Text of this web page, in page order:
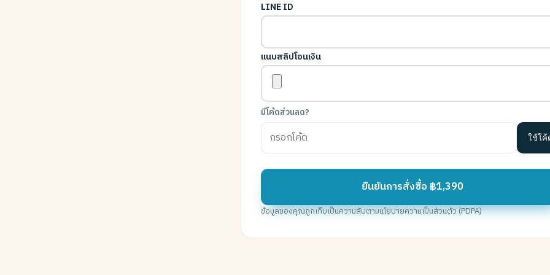
LINE ID
แนบสลิปโอนเงิน
มีโค้ดส่วนลด?
ใช้โค้
ยืนยันการสั่งซื้อ ฿1,390
ข้อมูลของคุณถูกเก็บเป็นความลับตามนโยบายความเป็นส่วนตัว (PDPA)